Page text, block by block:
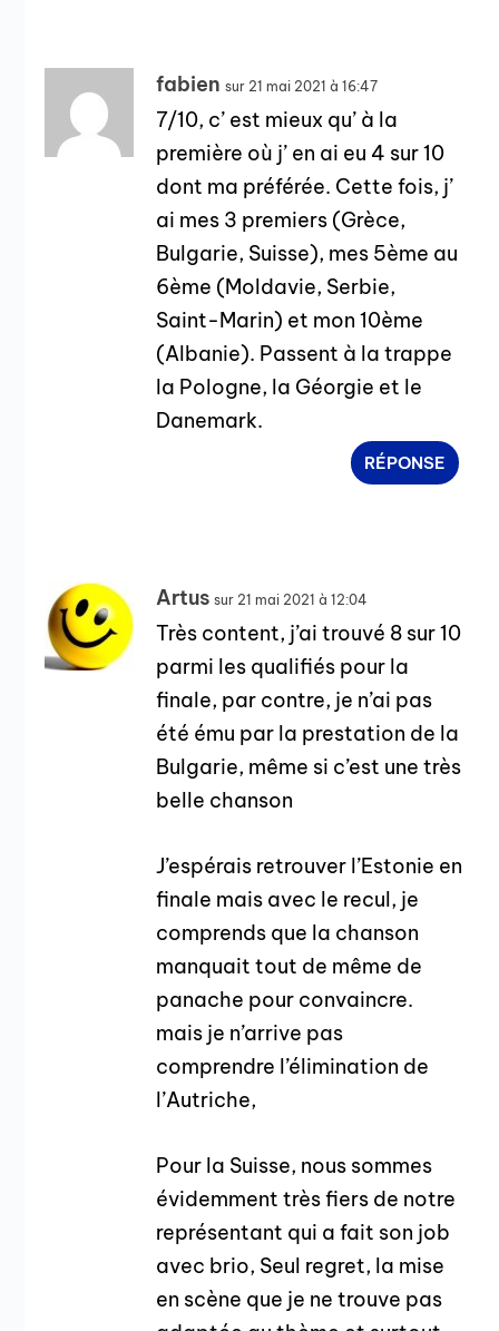
fabien sur 21 mai 2021 à 16:47
7/10, c’ est mieux qu’ à la
première où j’ en ai eu 4 sur 10
dont ma préférée. Cette fois, j’
ai mes 3 premiers (Grèce,
Bulgarie, Suisse), mes 5ème au
6ème (Moldavie, Serbie,
Saint-Marin) et mon 10ème
(Albanie). Passent à la trappe
la Pologne, la Géorgie et le
Danemark.
RÉPONSE
Artus sur 21 mai 2021 à 12:04
Très content, j’ai trouvé 8 sur 10
parmi les qualifiés pour la
finale, par contre, je n’ai pas
été ému par la prestation de la
Bulgarie, même si c’est une très
belle chanson
J’espérais retrouver l’Estonie en
finale mais avec le recul, je
comprends que la chanson
manquait tout de même de
panache pour convaincre.
mais je n’arrive pas
comprendre l’élimination de
l’Autriche,
Pour la Suisse, nous sommes
évidemment très fiers de notre
représentant qui a fait son job
avec brio, Seul regret, la mise
en scène que je ne trouve pas